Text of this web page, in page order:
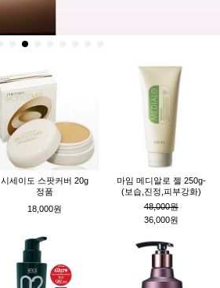
시세이도 스팟커버 20g
정품
18,000원
마임 메디알로 젤 250g-
(보습,진정,피부강화)
48,000원
36,000원